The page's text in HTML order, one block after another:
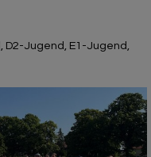
D2-Jugend E1-Jugend